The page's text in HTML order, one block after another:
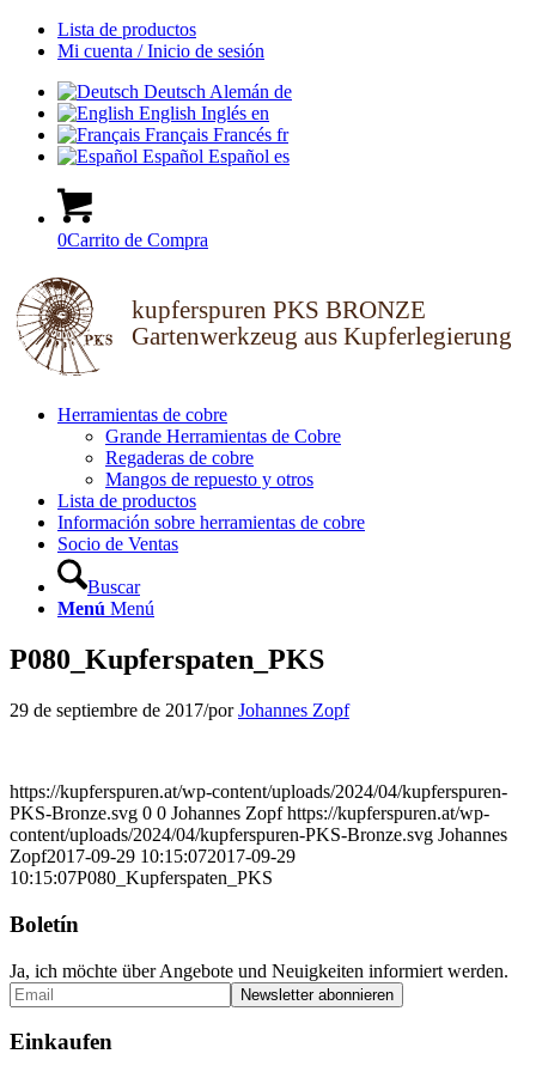
Lista de productos
Mi cuenta / Inicio de sesión
Deutsch Alemán de
English Inglés en
Français Francés fr
Español Español es
0Carrito de Compra
kupferspuren PKS BRONZE
Gartenwerkzeug aus Kupferlegierung
Herramientas de cobre
Grande Herramientas de Cobre
Regaderas de cobre
Mangos de repuesto y otros
Lista de productos
Información sobre herramientas de cobre
Socio de Ventas
Buscar
Menú Menú
P080_Kupferspaten_PKS
29 de septiembre de 2017/porJohannes Zopf
https://kupferspuren.at/wp-content/uploads/2024/04/kupferspuren-
PKS-Bronze.svg 0 0 Johannes Zopf https://kupferspuren.at/wp-
content/uploads/2024/04/kupferspuren-PKS-Bronze.svg Johannes
Zopf2017-09-29 10:15:072017-09-29
10:15:07P080_Kupferspaten_PKS
Boletín
Ja, ich möchte über Angebote und Neuigkeiten informiert werden.
Einkaufen